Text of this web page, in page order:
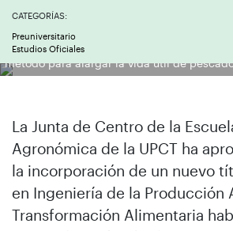
CATEGORÍAS:
Preuniversitario
Estudios Oficiales
Imagen de una investigación de la UPCT
método para alargar la vida útil de
La Junta de Centro de la
Agronómica de la UPCT ha
la incorporación de un nuevo
en Ingeniería de la Producción
Transformación Alimentaria